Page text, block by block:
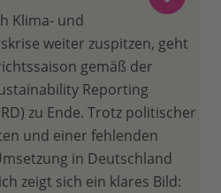
Klima- und
weiter zuspitzen, geht
gemäß der
Reporting
zu Ende. Trotz politischer
und einer fehlenden
in Deutschland
zeigt sich ein klares Bild: